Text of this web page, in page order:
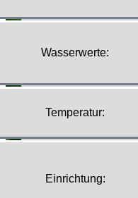
Wasserwerte:
Temperatur:
Einrichtung: